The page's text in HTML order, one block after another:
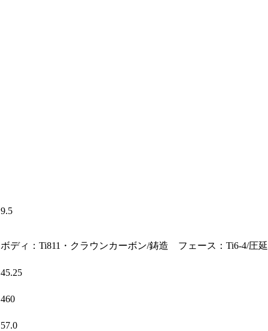
9.5
ボディ：Ti811・クラウンカーボン/鋳造 フェース：Ti6-4/圧延
45.25
460
57.0